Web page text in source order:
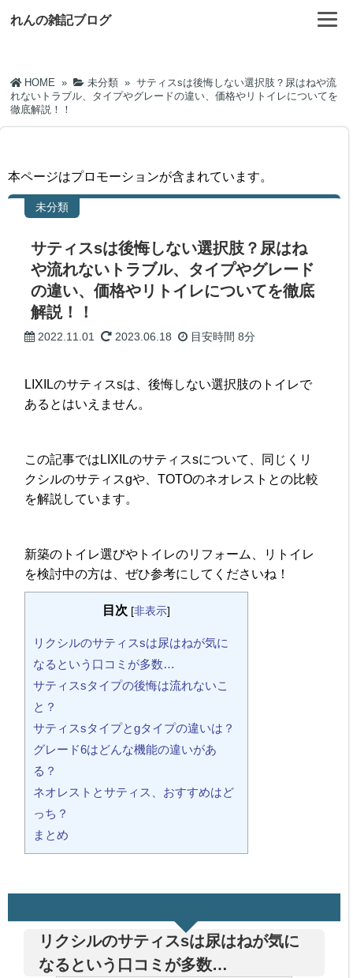
れんの雑記ブログ
HOME » 未分類 » サティスsは後悔しない選択肢？尿はねや流
れないトラブル、タイプやグレードの違い、価格やリトイレについてを
徹底解説！！
本ページはプロモーションが含まれています。
未分類
サティスsは後悔しない選択肢？尿はね
や流れないトラブル、タイプやグレード
の違い、価格やリトイレについてを徹底
解説！！
2022.11.01 2023.06.18 目安時間8分
LIXILのサティスsは、後悔しない選択肢のトイレで
あるとはいえません。
この記事ではLIXILのサティスsについて、同じくリ
クシルのサティスgや、TOTOのネオレストとの比較
を解説しています。
新築のトイレ選びやトイレのリフォーム、リトイレ
を検討中の方は、ぜひ参考にしてくださいね！
目次 [非表示]
リクシルのサティスsは尿はねが気に
なるという口コミが多数…
サティスsタイプの後悔は流れないこ
と？
サティスsタイプとgタイプの違いは？
グレード6はどんな機能の違いがあ
る？
ネオレストとサティス、おすすめはど
っち？
まとめ
リクシルのサティスsは尿はねが気に
なるという口コミが多数…